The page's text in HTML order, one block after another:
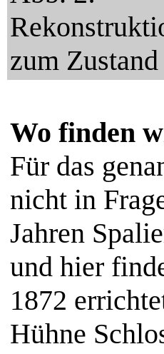
zum
Wo finden
Für das
nicht in
Jahren
und hier
1872
Hühne